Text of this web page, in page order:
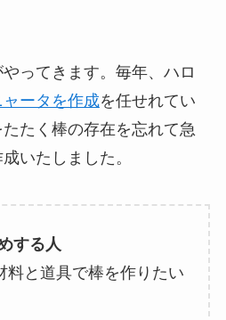
ってきます。毎年、ハロ
ャータを作成を任せれてい
たく棒の存在を忘れて急
いたしました。
する人
料と道具で棒を作りたい